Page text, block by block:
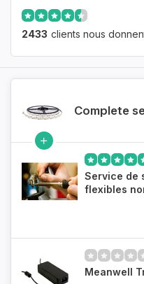
2433 clients nous
Complete
Service de
flexibles
Meanwell